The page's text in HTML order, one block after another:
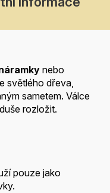
nebo
světlého dřeva,
sametem. Válce
rozložit.
pouze jako